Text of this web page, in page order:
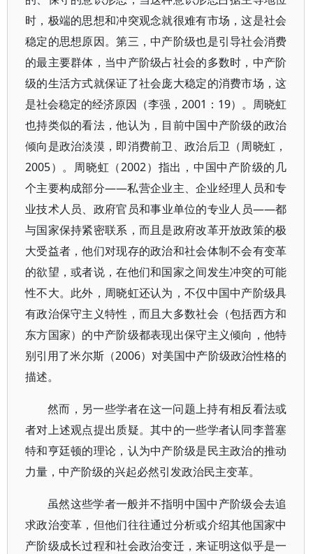
时，极端的思想和冲突观念就很难有市场，这是社会
稳定的思想原因。第三，中产阶级也是引导社会消费
的最主要群体，当中产阶级占社会的多数时，中产阶
级的生活方式就保证了社会庞大稳定的消费市场，这
是社会稳定的经济原因（李强，2001：19）。周晓虹
也持类似的看法，他认为，目前中国中产阶级的政治
倾向是政治淡漠，即消费前卫、政治后卫（周晓虹，
2005）。周晓虹（2002）指出，中国中产阶级的几
个主要构成部分——私营企业主、企业经理人员和专
业技术人员、政府官员和事业单位的专业人员——都
与国家保持紧密联系，而且是政府改革开放政策的极
大受益者，他们对现存的政治和社会体制不会有变革
的欲望，或者说，在他们和国家之间发生冲突的可能
性不大。此外，周晓虹还认为，不仅中国中产阶级具
有政治保守主义特性，而且大多数社会（包括西方和
东方国家）的中产阶级都表现出保守主义倾向，他特
别引用了米尔斯（2006）对美国中产阶级政治性格的
描述。
然而，另一些学者在这一问题上持有相反看法或
者对上述观点提出质疑。其中的一些学者认同李普塞
特和亨廷顿的理论，认为中产阶级是民主政治的推动
力量，中产阶级的兴起必然引发政治民主变革。
虽然这些学者一般并不指明中国中产阶级会去追
求政治变革，但他们往往通过分析或介绍其他国家中
产阶级成长过程和社会政治变迁，来证明这似乎是一